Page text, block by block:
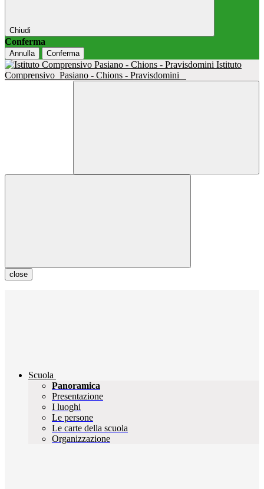
Chiudi
Conferma
Annulla Conferma
Istituto
Comprensivo Pasiano - Chions - Pravisdomini
close
Scuola
Panoramica
Presentazione
I luoghi
Le persone
Le carte della scuola
Organizzazione